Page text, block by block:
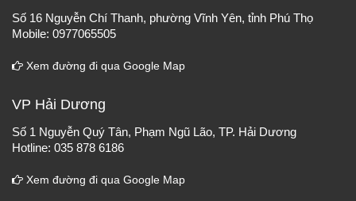
Số 16 Nguyễn Chí Thanh, phường Vĩnh Yên, tỉnh Phú Thọ
Mobile: 0977065505
Xem đường đi qua Google Map
VP Hải Dương
Số 1 Nguyễn Quý Tân, Phạm Ngũ Lão, TP. Hải Dương
Hotline: 035 878 6186
Xem đường đi qua Google Map